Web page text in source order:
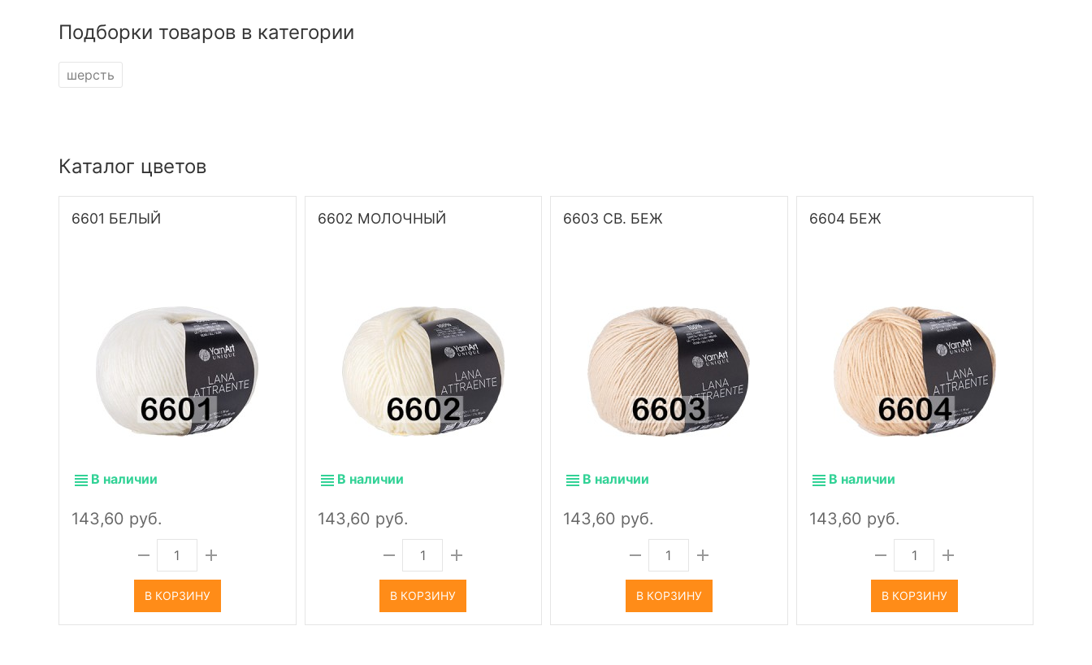
Подборки товаров в категории
шерсть
Каталог цветов
6601 БЕЛЫЙ
В наличии
143,60 руб.
В КОРЗИНУ
6602 МОЛОЧНЫЙ
В наличии
143,60 руб.
В КОРЗИНУ
6603 СВ. БЕЖ
В наличии
143,60 руб.
В КОРЗИНУ
6604 БЕЖ
В наличии
143,60 руб.
В КОРЗИНУ